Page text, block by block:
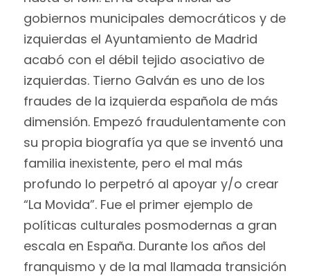
gobiernos municipales democráticos y de
izquierdas el Ayuntamiento de Madrid
acabó con el débil tejido asociativo de
izquierdas. Tierno Galván es uno de los
fraudes de la izquierda española de más
dimensión. Empezó fraudulentamente con
su propia biografía ya que se inventó una
familia inexistente, pero el mal más
profundo lo perpetró al apoyar y/o crear
“La Movida”. Fue el primer ejemplo de
políticas culturales posmodernas a gran
escala en España. Durante los años del
franquismo y de la mal llamada transición